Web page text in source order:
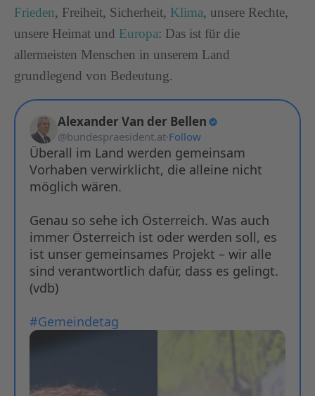
Frieden, Freiheit, Sicherheit, Klima, unsere Rechte,
unsere Heimat und Europa: Das ist für die
allermeisten Menschen in unserem Land
grundlegend von Bedeutung.